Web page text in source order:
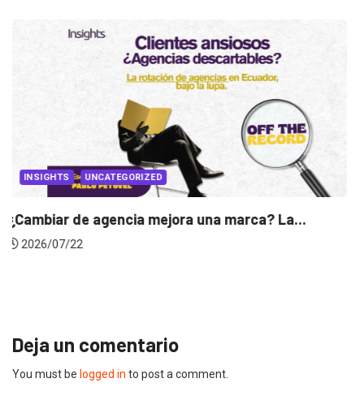
INSIGHTS
Deja un comentario
You must be logged in to post a comment.